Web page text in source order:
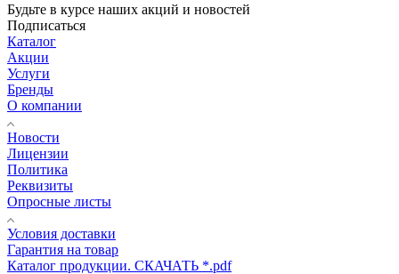
Будьте в курсе наших акций и новостей
Подписаться
Каталог
Акции
Услуги
Бренды
О компании
Новости
Лицензии
Политика
Реквизиты
Опросные листы
Условия доставки
Гарантия на товар
Каталог продукции. СКАЧАТЬ *.pdf